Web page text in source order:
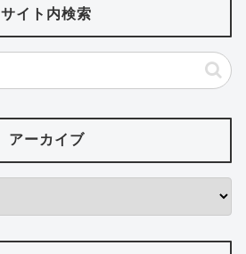
サイト内検索
アーカイブ